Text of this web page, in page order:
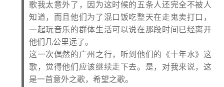
歌我太意外了，因为这时候的五条人还完全不被人
知道，而且他们为了混口饭吃整天在走鬼卖打口，
一起玩音乐的群体生活可以说在那段时间已经离开
他们几公里远了。
这一次偶然的广州之行，听到他们的《十年水》这
歌，觉得他们应该继续走下去。是，对我来说，这
是一首意外之歌，希望之歌。